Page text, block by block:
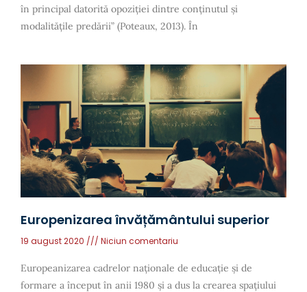
în principal datorită opoziției dintre conținutul și
modalitățile predării” (Poteaux, 2013). În
Europenizarea învățământului superior
19 august 2020 Niciun comentariu
Europeanizarea cadrelor naționale de educație și de
formare a început în anii 1980 și a dus la crearea spațiului